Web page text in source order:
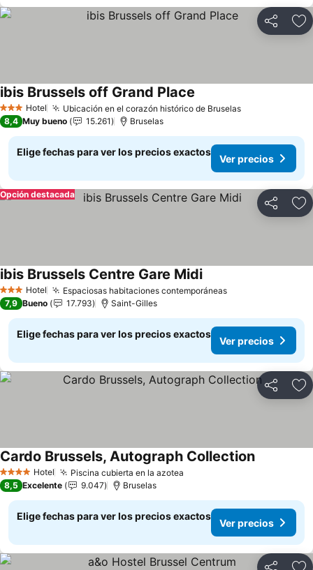
Compartir
3 Estrellas
Hotel Ubicación en el corazón histórico de BruselasVer precios
ibis Brussels off Grand Place
8,4 Muy bueno 15.261 Bruselas
Elige fechas para ver los precios exactos
Ver precios
Compartir
Opción destacada
3 Estrellas
Hotel Espaciosas habitaciones contemporáneasVer precios
ibis Brussels Centre Gare MidiVer precios
7,9 Bueno 17.793 Saint-Gilles
Elige fechas para ver los precios exactos
Ver precios
Compartir
4 EstrellasHotel Piscina cubierta en la azotea
Cardo Brussels, Autograph CollectionVer
8,5 Excelente 9.047 Bruselas
Elige fechas para ver los precios exactos
Ver precios